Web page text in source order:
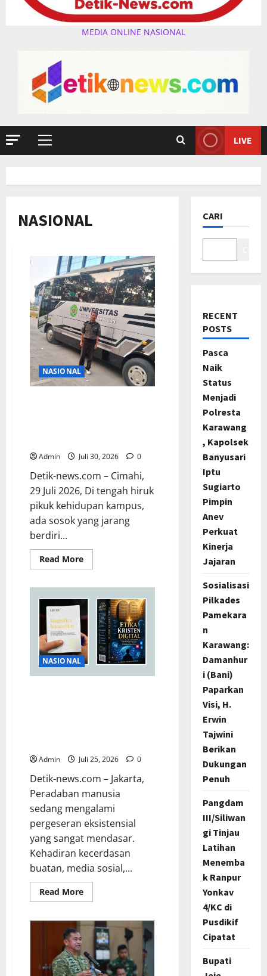
MEDIA ONLINE NASIONAL
Primary
LIVE
NASIONAL
NASIONAL
Admin Juli 30, 2026 0
Detik-news.com – Cimahi,
29 Juli 2026, Di tengah hiruk
pikuk kehidupan kampus,
ada sosok yang jarang
berdiri...
Read MoreRead
more
26
Tahun
Menjadi
Penjaga
Sunyi
Pengabdian
di
Fakultas
Teknik
Unjani
NASIONAL
Admin Juli 25, 2026 0
Detik-news.com – Jakarta,
Peradaban manusia
sedang mengalami
pergeseran eksistensial
yang sangat mendasar.
Kehadiran kecerdasan
buatan, media sosial,...
Read MoreRead
more
Ensiklik
Pertama
Paus
Leo
XIV
Bertajuk
CARI
RECENT
POSTS
Pasca
Naik
Status
Menjadi
Polresta
Karawang
, Kapolsek
Banyusari
Iptu
Sugiarto
Pimpin
Anev
Perkuat
Kinerja
Jajaran
Sosialisasi
Pilkades
Pamekara
n
Karawang:
Damanhur
i (Bani)
Paparkan
Visi, H.
Erwin
Tajwini
Berikan
Dukungan
Penuh
Pangdam
III/Siliwan
gi Tinjau
Latihan
Menemba
k Ranpur
Yonkav
4/KC di
Pusdikif
Cipatat
Bupati